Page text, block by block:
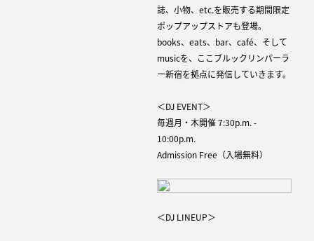
誌、小物、etc.を販売する期間限定
ポップアップストアも登場。
books、eats、bar、café、そして
musicを、ここブルックリンパーラ
ー新宿を拠点に発信していきます。
＜DJ EVENT＞
毎週月・木開催 7:30p.m. -
10:00p.m.
Admission Free（入場無料）
＜DJ LINEUP＞